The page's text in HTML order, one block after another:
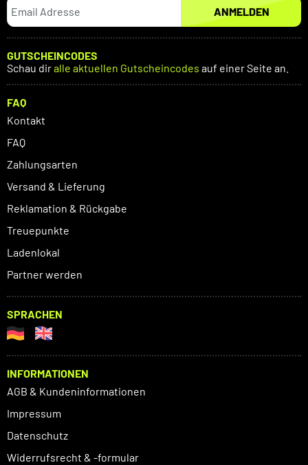
ANMELDEN
GUTSCHEINCODES
Schau diralle aktuellen Gutscheincodes auf einer Seite an.
FAQ
Kontakt
FAQ
Zahlungsarten
Versand & Lieferung
Reklamation & Rückgabe
Treuepunkte
Ladenlokal
Partner werden
SPRACHEN
INFORMATIONEN
AGB & Kundeninformationen
Impressum
Datenschutz
Widerrufsrecht & -formular